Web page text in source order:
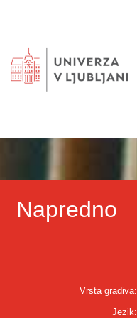
Napredno
Vrsta gradiva:
Jezik: